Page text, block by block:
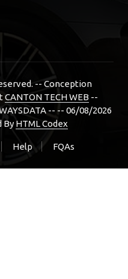
-- Conception
CANTON TECH WEB --
-- -- 06/08/2026
By HTML Codex
Help FQAs